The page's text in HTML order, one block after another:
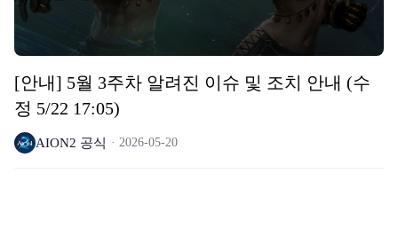
[안내] 5월 3주차 알려진 이슈 및 조치 안내 (수
정 5/22 17:05)
AION2 공식 2026-05-20